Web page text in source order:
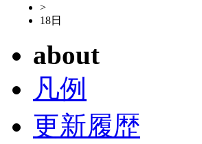
>
18日
about
凡例
更新履歴